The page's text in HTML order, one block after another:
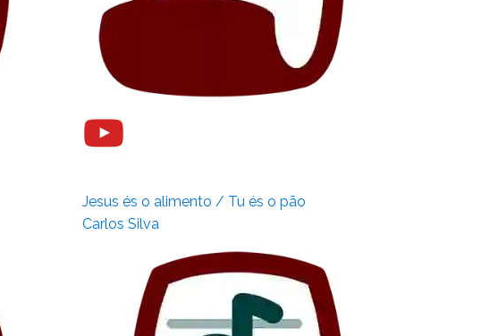
Jesus és o alimento / Tu és o pão
Carlos Silva